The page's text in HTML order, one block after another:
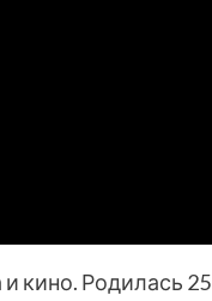
кино. Родилась 25